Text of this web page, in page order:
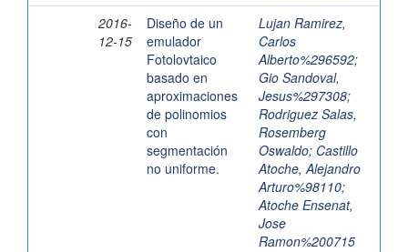
2016-
12-15
Diseño de un
emulador
Fotolovtaico
basado en
aproximaciones
de polinomios
con
segmentación
no uniforme.
Lujan Ramirez,
Carlos
Alberto%296592;
Gio Sandoval,
Jesus%297308;
Rodriguez Salas,
Rosemberg
Oswaldo; Castillo
Atoche, Alejandro
Arturo%98110;
Atoche Ensenat,
Jose
Ramon%200715